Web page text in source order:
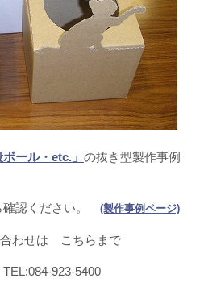
ボール・etc.」 の抜き型製作事例
ください。 (製作事例ページ)
合わせは こちらまで
923-5400